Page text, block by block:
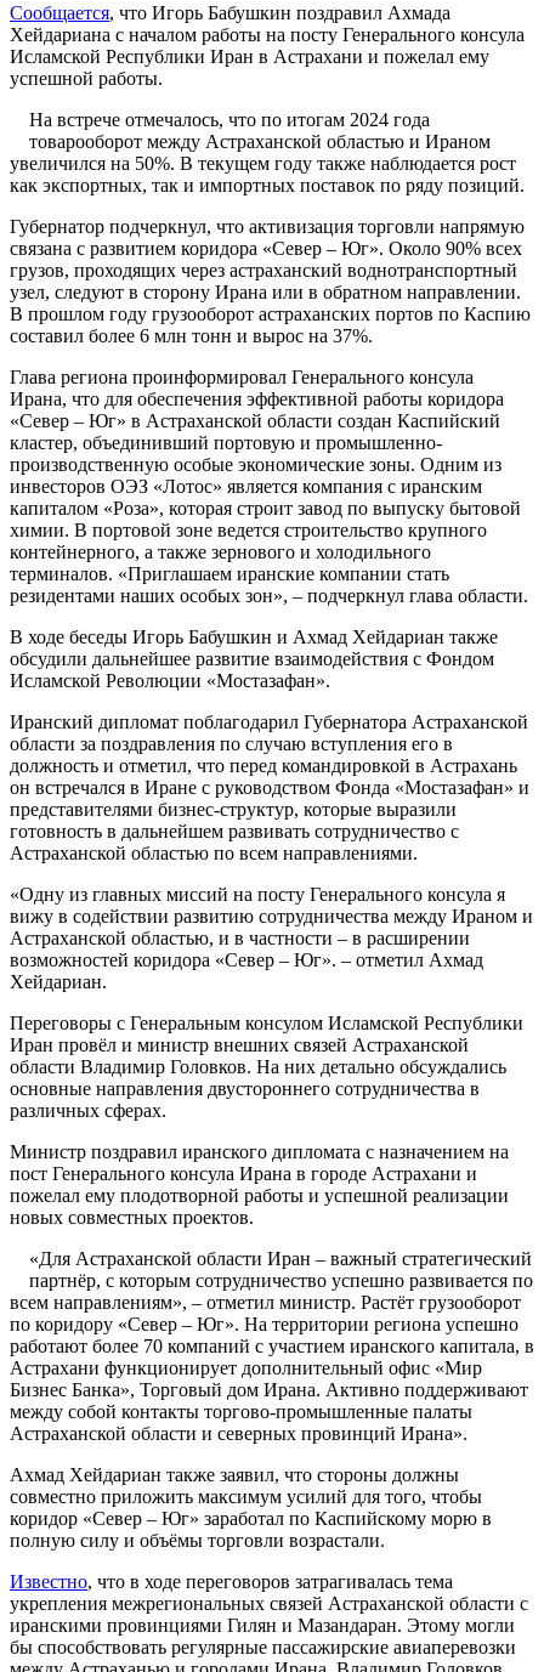
Сообщается, что Игорь Бабушкин поздравил Ахмада
Хейдариана с началом работы на посту Генерального консула
Исламской Республики Иран в Астрахани и пожелал ему
успешной работы.
На встрече отмечалось, что по итогам 2024 года
товарооборот между Астраханской областью и Ираном
увеличился на 50%. В текущем году также наблюдается рост
как экспортных, так и импортных поставок по ряду позиций.
Губернатор подчеркнул, что активизация торговли напрямую
связана с развитием коридора «Север – Юг». Около 90% всех
грузов, проходящих через астраханский воднотранспортный
узел, следуют в сторону Ирана или в обратном направлении.
В прошлом году грузооборот астраханских портов по Каспию
составил более 6 млн тонн и вырос на 37%.
Глава региона проинформировал Генерального консула
Ирана, что для обеспечения эффективной работы коридора
«Север – Юг» в Астраханской области создан Каспийский
кластер, объединивший портовую и промышленно-
производственную особые экономические зоны. Одним из
инвесторов ОЭЗ «Лотос» является компания с иранским
капиталом «Роза», которая строит завод по выпуску бытовой
химии. В портовой зоне ведется строительство крупного
контейнерного, а также зернового и холодильного
терминалов. «Приглашаем иранские компании стать
резидентами наших особых зон», – подчеркнул глава области.
В ходе беседы Игорь Бабушкин и Ахмад Хейдариан также
обсудили дальнейшее развитие взаимодействия с Фондом
Исламской Революции «Мостазафан».
Иранский дипломат поблагодарил Губернатора Астраханской
области за поздравления по случаю вступления его в
должность и отметил, что перед командировкой в Астрахань
он встречался в Иране с руководством Фонда «Мостазафан» и
представителями бизнес-структур, которые выразили
готовность в дальнейшем развивать сотрудничество с
Астраханской областью по всем направлениями.
«Одну из главных миссий на посту Генерального консула я
вижу в содействии развитию сотрудничества между Ираном и
Астраханской областью, и в частности – в расширении
возможностей коридора «Север – Юг». – отметил Ахмад
Хейдариан.
Переговоры с Генеральным консулом Исламской Республики
Иран провёл и министр внешних связей Астраханской
области Владимир Головков. На них детально обсуждались
основные направления двустороннего сотрудничества в
различных сферах.
Министр поздравил иранского дипломата с назначением на
пост Генерального консула Ирана в городе Астрахани и
пожелал ему плодотворной работы и успешной реализации
новых совместных проектов.
«Для Астраханской области Иран – важный стратегический
партнёр, с которым сотрудничество успешно развивается по
всем направлениям», – отметил министр. Растёт грузооборот
по коридору «Север – Юг». На территории региона успешно
работают более 70 компаний с участием иранского капитала, в
Астрахани функционирует дополнительный офис «Мир
Бизнес Банка», Торговый дом Ирана. Активно поддерживают
между собой контакты торгово-промышленные палаты
Астраханской области и северных провинций Ирана».
Ахмад Хейдариан также заявил, что стороны должны
совместно приложить максимум усилий для того, чтобы
коридор «Север – Юг» заработал по Каспийскому морю в
полную силу и объёмы торговли возрастали.
Известно, что в ходе переговоров затрагивалась тема
укрепления межрегиональных связей Астраханской области с
иранскими провинциями Гилян и Мазандаран. Этому могли
бы способствовать регулярные пассажирские авиаперевозки